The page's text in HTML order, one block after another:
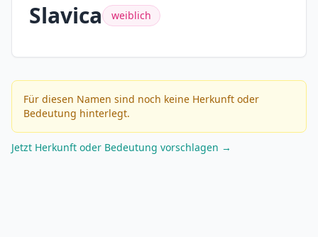
Slavica weiblich
Für diesen Namen sind noch keine Herkunft oder
Bedeutung hinterlegt.
Jetzt Herkunft oder Bedeutung vorschlagen →